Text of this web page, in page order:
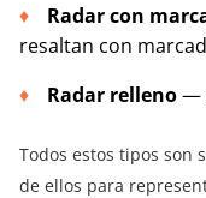
Radar con
resaltan con
Radar relleno—
Todos estos tipos son
de ellos para